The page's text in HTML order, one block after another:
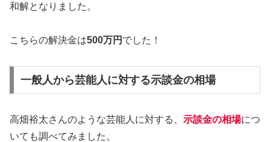
和解となりました。
こちらの解決金は500万円 でした！
一般人から芸能人に対する示談金の相場
高畑裕太さんのような芸能人に対する、 示談金の相場につ
いても調べてみました。